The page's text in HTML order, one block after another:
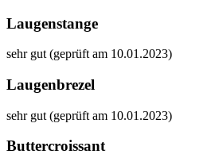
Laugenstange
sehr gut (geprüft am 10.01.2023)
Laugenbrezel
sehr gut (geprüft am 10.01.2023)
Buttercroissant